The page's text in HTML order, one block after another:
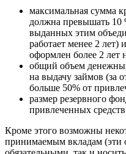
максимальная сумма
должна превышать 10
выданных этим
работает менее 2 лет)
оформлен более 2 лет
общий объем
на выдачу займов (за
больше 50% от
размер резервного
привлеченных
Кроме этого возможны
принимаемым вкладам (эти